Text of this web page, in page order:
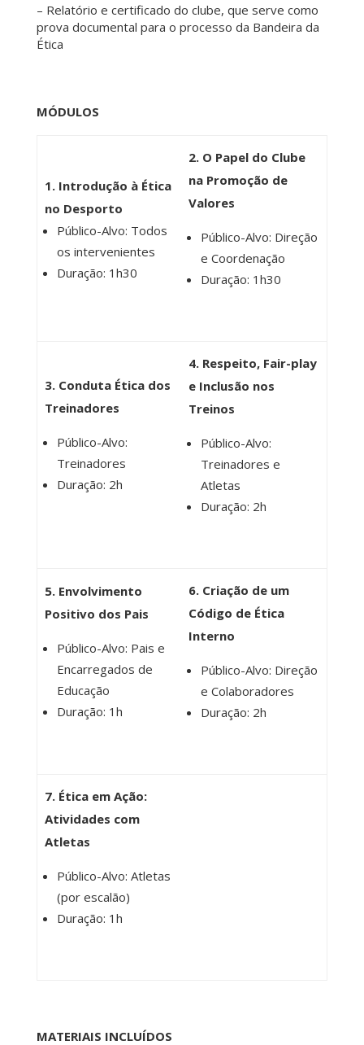
– Relatório e certificado do clube, que serve como
prova documental para o processo da Bandeira da
Ética
MÓDULOS
1. Introdução à Ética
no Desporto
Público-Alvo: Todos
os intervenientes
Duração: 1h30
2. O Papel do Clube
na Promoção de
Valores
Público-Alvo: Direção
e Coordenação
Duração: 1h30
3. Conduta Ética dos
Treinadores
Público-Alvo:
Treinadores
Duração: 2h
4. Respeito, Fair-play
e Inclusão nos
Treinos
Público-Alvo:
Treinadores e
Atletas
Duração: 2h
5. Envolvimento
Positivo dos Pais
Público-Alvo: Pais e
Encarregados de
Educação
Duração: 1h
6. Criação de um
Código de Ética
Interno
Público-Alvo: Direção
e Colaboradores
Duração: 2h
7. Ética em Ação:
Atividades com
Atletas
Público-Alvo: Atletas
(por escalão)
Duração: 1h
MATERIAIS INCLUÍDOS